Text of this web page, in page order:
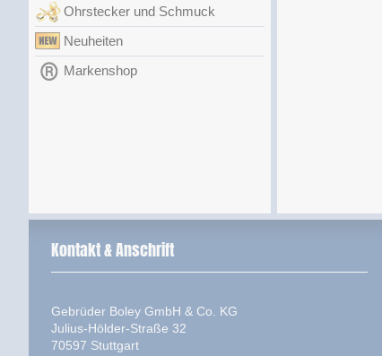
Ohrstecker und Schmuck
Neuheiten
Markenshop
Kontakt & Anschrift
Gebrüder Boley GmbH & Co. KG
Julius-Hölder-Straße 32
70597 Stuttgart